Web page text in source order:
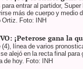
entrar al partidor,
más de cuerpo y medio
Ortiz. Foto: INH
¡Peterose gana la
(4), línea de varios
alejó en la recta final
de hoy. Foto: INH